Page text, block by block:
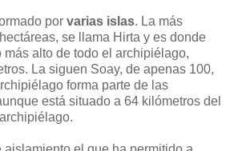
por varias islas. La más
se llama Hirta y es donde
alto de todo el archipiélago,
La siguen Soay, de apenas 100,
forma parte de las
está situado a 64 kilómetros del